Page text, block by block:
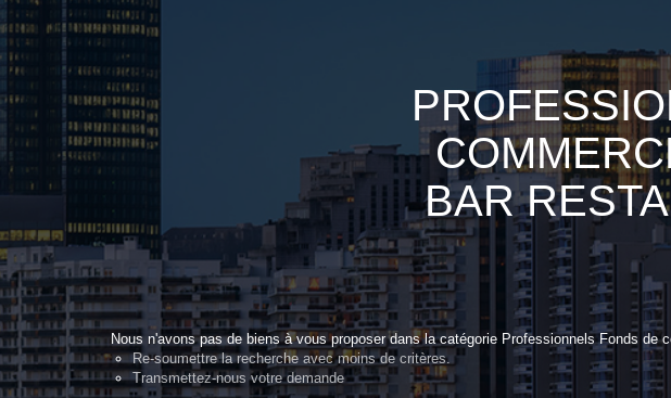
BAR
Nous n'avons pas de biens à vous proposer dans la catégorie Professionnels Fonds
Re-soumettre la recherche avec moins de critères.
Transmettez-nous votre demande